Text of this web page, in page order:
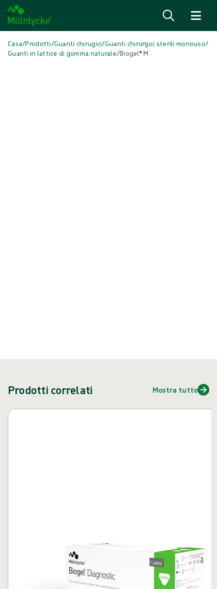
Casa/Prodotti/Guanti chirugici/Guanti chirurgici sterili monouso/
Guanti in lattice di gomma naturale/Biogel® M
Prodotti correlati Mostra tutto